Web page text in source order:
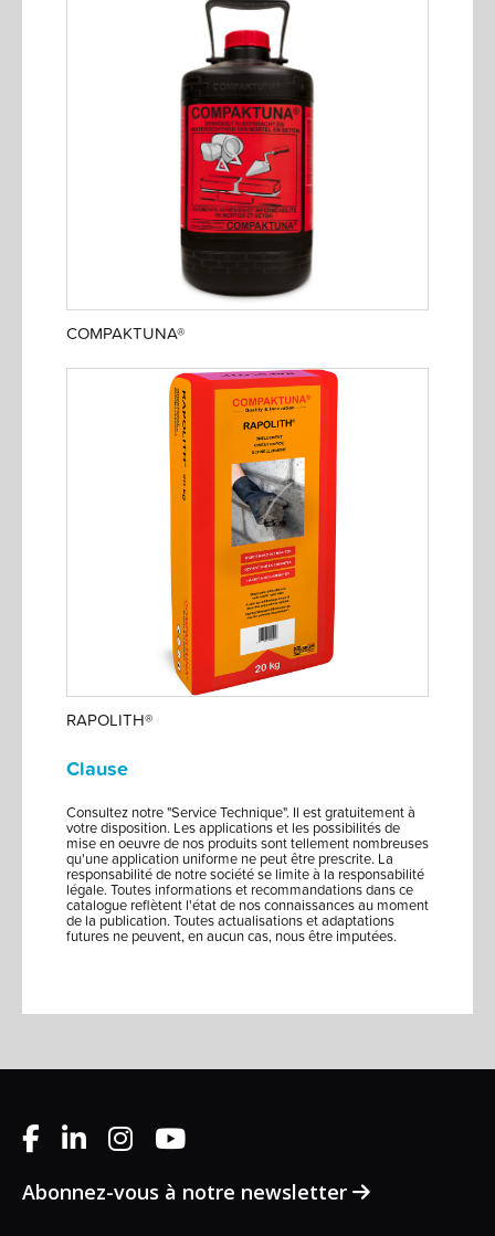
COMPAKTUNA®
RAPOLITH®
Clause
Consultez notre "Service Technique". Il est gratuitement à
votre disposition. Les applications et les possibilités de
mise en oeuvre de nos produits sont tellement nombreuses
qu'une application uniforme ne peut être prescrite. La
responsabilité de notre société se limite à la responsabilité
légale. Toutes informations et recommandations dans ce
catalogue reflètent l'état de nos connaissances au moment
de la publication. Toutes actualisations et adaptations
futures ne peuvent, en aucun cas, nous être imputées.
Abonnez-vous à notre newsletter